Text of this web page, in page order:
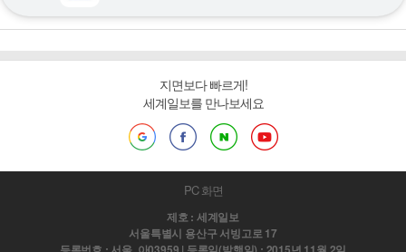
지면보다 빠르게!
세계일보를 만나보세요
PC 화면
제호 : 세계일보
서울특별시 용산구 서빙고로 17